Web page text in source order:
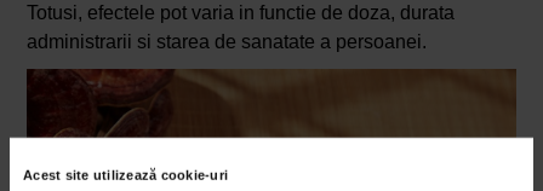
Acest site utilizează cookie-uri
Totusi, efectele pot varia in functie de doza, durata
administrarii si starea de sanatate a persoanei.